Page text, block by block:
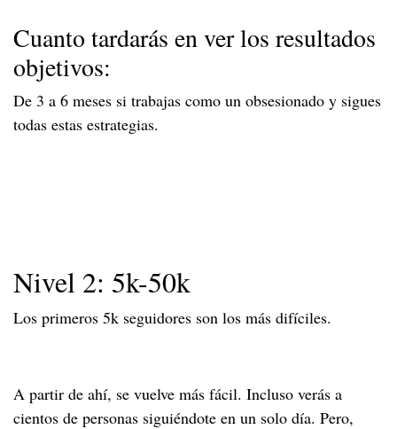
Cuanto tardarás en ver los resultados
objetivos:
De 3 a 6 meses si trabajas como un obsesionado y sigues
todas estas estrategias.
Nivel 2: 5k-50k
Los primeros 5k seguidores son los más difíciles.
A partir de ahí, se vuelve más fácil. Incluso verás a
cientos de personas siguiéndote en un solo día. Pero,